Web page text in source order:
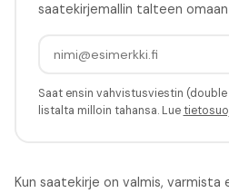
saatekirjemallin talteen
Saat ensin vahvistusviestin
listalta milloin tahansa. Lue
Kun saatekirje on valmis, varmista